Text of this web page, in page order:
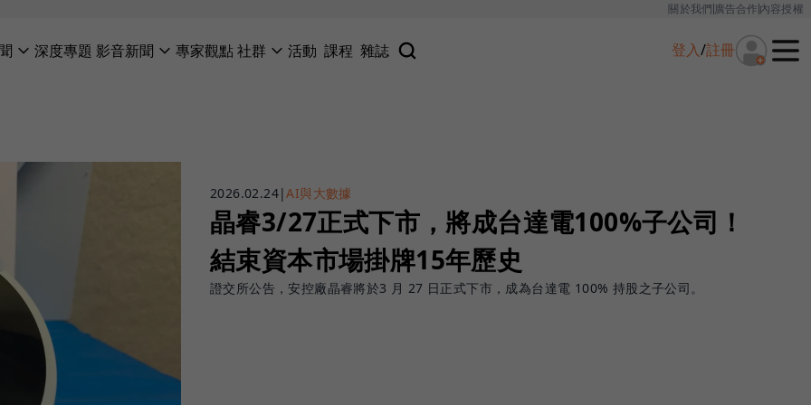
關於我們廣告合作內容授權
深度專題 影音新聞 專家觀點社群 活動 課程 雜誌 登入/註冊
2026.02.24|AI與大數據
晶睿3/27正式下市，將成台達電100%子公司！
結束資本市場掛牌15年歷史
證交所公告，安控廠晶睿將於3 月 27 日正式下市，成為台達電 100% 持股之子公司。